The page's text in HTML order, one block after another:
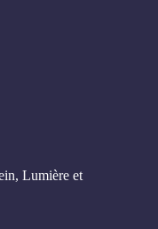
Lumière et